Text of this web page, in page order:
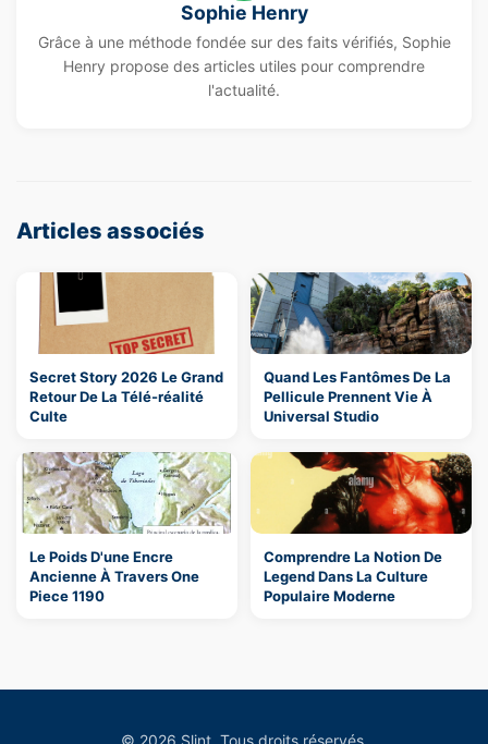
Sophie Henry
Grâce à une méthode fondée sur des faits vérifiés, Sophie
Henry propose des articles utiles pour comprendre
l'actualité.
Articles associés
Secret Story 2026 Le Grand
Retour De La Télé-réalité
Culte
Quand Les Fantômes De La
Pellicule Prennent Vie À
Universal Studio
Le Poids D'une Encre
Ancienne À Travers One
Piece 1190
Comprendre La Notion De
Legend Dans La Culture
Populaire Moderne
© 2026 Slint. Tous droits réservés.